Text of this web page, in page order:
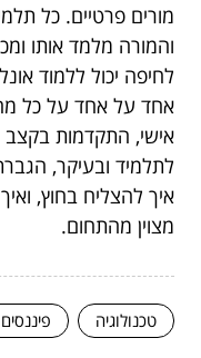
מורים פרטיים. כל
והמורה מלמד אותו
לחיפה יכול ללמוד
אחד על אחד על כל
אישי, התקדמות
לתלמיד ובעיקר,
איך להצליח בחוץ,
מצוין מהתחום.
טכנולוגיה פיננסים